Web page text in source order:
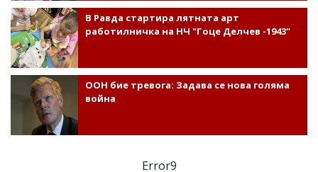
В Равда стартира лятната арт
работилничка на НЧ "Гоце Делчев -1943"
ООН бие тревога: Задава се нова голяма
война
Error9